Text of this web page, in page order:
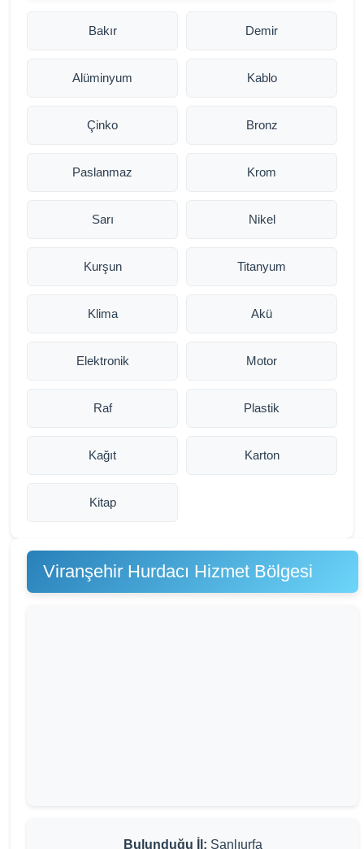
Bakır Demir
Alüminyum Kablo
Çinko Bronz
Paslanmaz Krom
Sarı Nikel
Kurşun Titanyum
Klima Akü
Elektronik Motor
Raf Plastik
Kağıt Karton
Kitap
Viranşehir Hurdacı Hizmet Bölgesi
Bulunduğu İl: Şanlıurfa